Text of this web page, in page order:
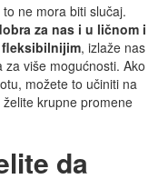
ne mora biti slučaj.
za nas i u ličnom i
, izlaže nas
više mogućnosti. Ako
možete to učiniti na
krupne promene
da